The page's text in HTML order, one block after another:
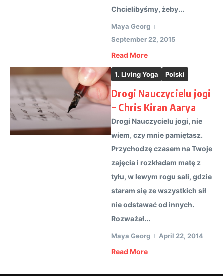
Chcielibyśmy, żeby...
Maya Georg
September 22, 2015
Read More
1. Living Yoga Polski
Drogi Nauczycielu jogi
~ Chris Kiran Aarya
Drogi Nauczycielu jogi, nie
wiem, czy mnie pamiętasz.
Przychodzę czasem na Twoje
zajęcia i rozkładam matę z
tyłu, w lewym rogu sali, gdzie
staram się ze wszystkich sił
nie odstawać od innych.
Rozważał...
Maya Georg April 22, 2014
Read More